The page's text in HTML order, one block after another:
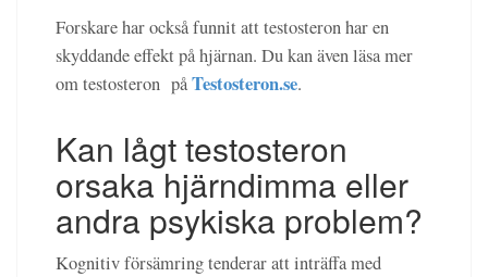
Forskare har också funnit att testosteron har en
skyddande effekt på hjärnan. Du kan även läsa mer
om testosteron påTestosteron.se.
Kan lågt testosteron
orsaka hjärndimma eller
andra psykiska problem?
Kognitiv försämring tenderar att inträffa med